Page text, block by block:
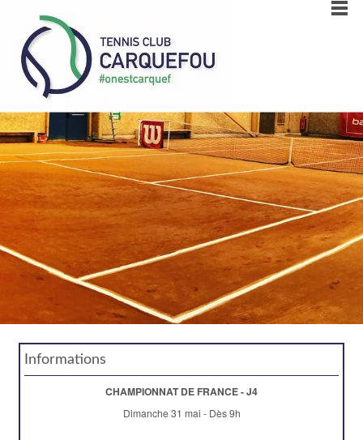
Informations
CHAMPIONNAT DE FRANCE - J4
Dimanche 31 mai - Dès 9h